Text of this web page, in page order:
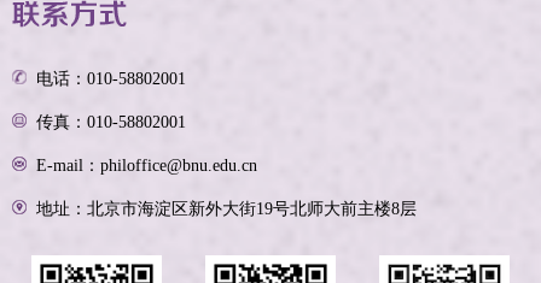
电话：010-58802001
传真：010-58802001
E-mail：philoffice@bnu.edu.cn
地址：北京市海淀区新外大街19号北师大前主楼8层